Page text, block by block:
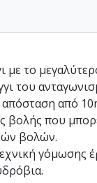
με το
του
από
βολής που
βολών.